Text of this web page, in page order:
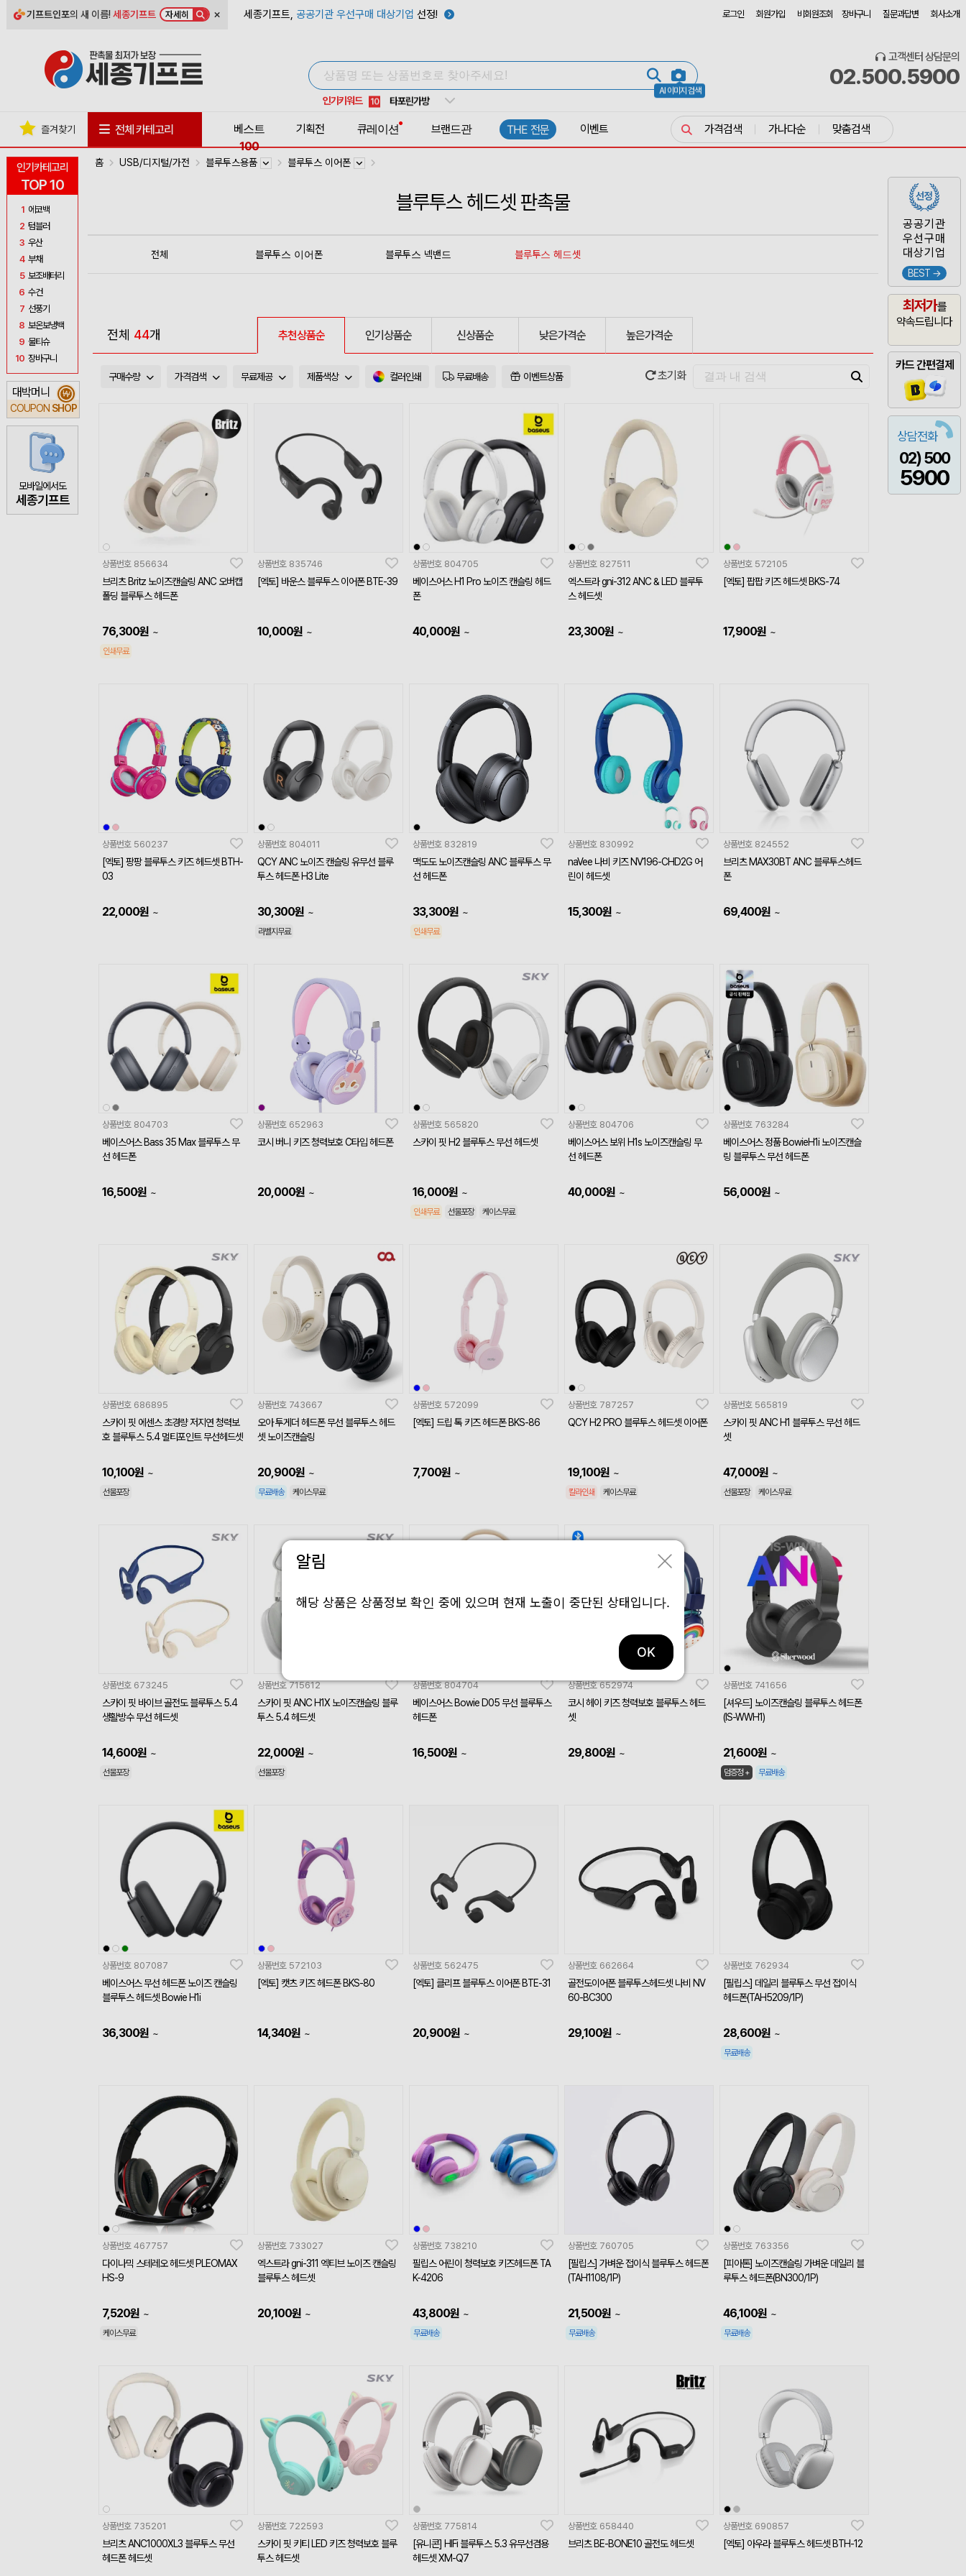
기프트인포의 새 이름!세종기프트 자세히 × 세종기프트, 공공기관 우선구매 대상기업 선정! 로그인 회원가입 비회원조회 장바구니 질문과답변 회사소개
AI 이미지 검색
인기키워드
6 우산
9 넥쿨러
10 타포린가방
1 선풍기
고객센터 상담문의
02.500.5900
인기카테고리
TOP 10
1 에코백
2 텀블러
3 우산
4 부채
5 보조배터리
6 수건
7 선풍기
8 보온보냉백
9 물티슈
10 장바구니
대박머니
COUPON SHOP
₩
모바일에서도
세종기프트
공공기관
우선구매
대상기업
BEST →
최저가를
약속드립니다
카드 간편결제
상담전화
02) 500
5900
즐겨찾기 전체 카테고리
베스트
100
기획전 큐레이션 브랜드관 THE 전문 이벤트 가격검색 가나다순 맞춤검색
홈 USB/디지털/가전 블루투스용품 블루투스 이어폰
블루투스 헤드셋 판촉물
전체 블루투스 이어폰 블루투스 넥밴드 블루투스 헤드셋
전체 44개 추천상품순 인기상품순 신상품순 낮은가격순 높은가격순
구매수량 가격검색 무료제공 제품색상 컬러인쇄 무료배송 이벤트상품 초기화
상품번호 856634
브리츠 Britz 노이즈캔슬링 ANC 오버캡
폴딩 블루투스 헤드폰
76,300원 ~
인쇄무료
상품번호 835746
[엑토] 바운스 블루투스 이어폰 BTE-39
10,000원 ~
상품번호 804705
베이스어스 H1 Pro 노이즈 캔슬링 헤드
폰
40,000원 ~
상품번호 827511
엑스트라 gni-312 ANC & LED 블루투
스 헤드셋
23,300원 ~
상품번호 572105
[엑토] 팝팝 키즈 헤드셋 BKS-74
17,900원 ~
상품번호 560237
[엑토] 팡팡 블루투스 키즈 헤드셋 BTH-
03
22,000원 ~
상품번호 804011
QCY ANC 노이즈 캔슬링 유무선 블루
투스 헤드폰 H3 Lite
30,300원 ~
라벨지무료
상품번호 832819
맥도도 노이즈캔슬링 ANC 블루투스 무
선 헤드폰
33,300원 ~
인쇄무료
상품번호 830992
naVee 나비 키즈 NV196-CHD2G 어
린이 헤드셋
15,300원 ~
상품번호 824552
브리츠 MAX30BT ANC 블루투스헤드
폰
69,400원 ~
상품번호 804703
베이스어스 Bass 35 Max 블루투스 무
선 헤드폰
16,500원 ~
상품번호 652963
코시 버니 키즈 청력보호 C타입 헤드폰
20,000원 ~
상품번호 565820
스카이 핏 H2 블루투스 무선 헤드셋
16,000원 ~
인쇄무료 선물포장 케이스무료
상품번호 804706
베이스어스 보위 H1s 노이즈캔슬링 무
선 헤드폰
40,000원 ~
상품번호 763284
베이스어스 정품 BowieH1i 노이즈캔슬
링 블루투스 무선 헤드폰
56,000원 ~
상품번호 686895
스카이 핏 에센스 초경량 저지연 청력보
호 블루투스 5.4 멀티포인트 무선헤드셋
10,100원 ~
선물포장
상품번호 743667
오아 투게더 헤드폰 무선 블루투스 헤드
셋 노이즈캔슬링
20,900원 ~
무료배송 케이스무료
상품번호 572099
[엑토] 드립 톡 키즈 헤드폰 BKS-86
7,700원 ~
상품번호 787257
QCY H2 PRO 블루투스 헤드셋 이어폰
19,100원 ~
칼라인쇄 케이스무료
상품번호 565819
스카이 핏 ANC H1 블루투스 무선 헤드
셋
47,000원 ~
선물포장 케이스무료
상품번호 673245
스카이 핏 바이브 골전도 블루투스 5.4
생활방수 무선 헤드셋
14,600원 ~
선물포장
상품번호715612
스카이 핏 ANC H1X 노이즈캔슬링 블루
투스 5.4 헤드셋
22,000원 ~
선물포장
상품번호804704
베이스어스 Bowie D05 무선 블루투스
헤드폰
16,500원 ~
상품번호652974
코시 헤이 키즈 청력보호 블루투스 헤드
셋
29,800원 ~
상품번호 741656
[셔우드] 노이즈캔슬링 블루투스 헤드폰
(IS-WWH1)
21,600원 ~
덤증정 + 무료배송
상품번호 807087
베이스어스 무선 헤드폰 노이즈 캔슬링
블루투스 헤드셋 Bowie H1i
36,300원 ~
상품번호 572103
[엑토] 캣츠 키즈 헤드폰 BKS-80
14,340원 ~
상품번호 562475
[엑토] 클리프 블루투스 이어폰 BTE-31
20,900원 ~
상품번호 662664
골전도이어폰 블루투스헤드셋 나비 NV
60-BC300
29,100원 ~
상품번호 762934
[필립스] 데일리 블루투스 무선 접이식
헤드폰(TAH5209/1P)
28,600원 ~
무료배송
상품번호 467757
다이나믹 스테레오 헤드셋 PLEOMAX
HS-9
7,520원 ~
케이스무료
상품번호 733027
엑스트라 gni-311 엑티브 노이즈 캔슬링
블루투스 헤드셋
20,100원 ~
상품번호 738210
필립스 어린이 청력보호 키즈헤드폰 TA
K-4206
43,800원 ~
무료배송
상품번호 760705
[필립스] 가벼운 접이식 블루투스 헤드폰
(TAH1108/1P)
21,500원 ~
무료배송
상품번호 763356
[피아톤] 노이즈캔슬링 가벼운 데일리 블
루투스 헤드폰(BN300/1P)
46,100원 ~
무료배송
상품번호 735201
브리츠 ANC1000XL3 블루투스 무선
헤드폰 헤드셋
상품번호 722593
스카이 핏 키티 LED 키즈 청력보호 블루
투스 헤드셋
상품번호 775814
[유니콘] HIFi 블루투스 5.3 유무선겸용
헤드셋 XM-Q7
상품번호 658440
브리츠 BE-BONE10 골전도 헤드셋
상품번호 690857
[엑토] 아우라 블루투스 헤드셋 BTH-12
알림
해당 상품은 상품정보 확인 중에 있으며 현재 노출이 중단된 상태입니다.
OK